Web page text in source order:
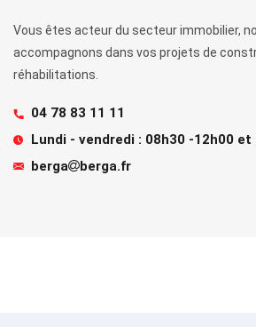
Vous êtes acteur du secteur immobilier,
accompagnons dans vos projets de
réhabilitations.
04 78 83 11 11
Lundi - vendredi : 08h30 -12h00 et
berga
berga.fr